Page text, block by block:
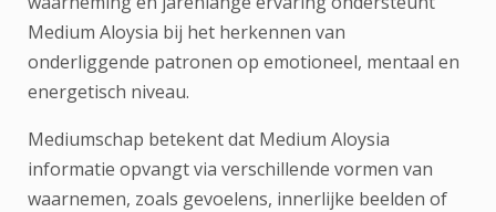
Medium Aloysia bij het herkennen van
onderliggende patronen op emotioneel, mentaal en
energetisch niveau.
Mediumschap betekent dat Medium Aloysia
informatie opvangt via verschillende vormen van
waarnemen, zoals gevoelens, innerlijke beelden of